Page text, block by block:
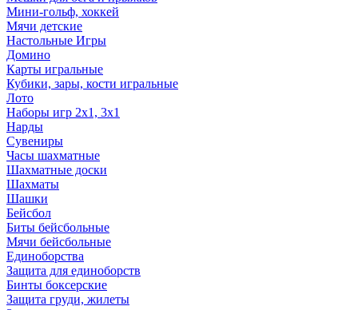
Мини-гольф, хоккей
Мячи детские
Настольные Игры
Домино
Карты игральные
Кубики, зары, кости игральные
Лото
Наборы игр 2х1, 3х1
Нарды
Сувениры
Часы шахматные
Шахматные доски
Шахматы
Шашки
Бейсбол
Биты бейсбольные
Мячи бейсбольные
Единоборства
Защита для единоборств
Бинты боксерские
Защита груди, жилеты